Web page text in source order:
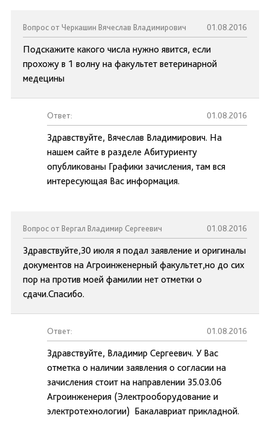
Вопрос от Черкашин Вячеслав Владимирович 01.08.2016
Подскажите какого числа нужно явится, если
прохожу в 1 волну на факультет ветеринарной
медецины
Ответ: 01.08.2016
Здравствуйте, Вячеслав Владимирович. На
нашем сайте в разделе Абитуриенту
опубликованы Графики зачисления, там вся
интересующая Вас информация.
Вопрос от Вергал Владимир Сергеевич 01.08.2016
Здравствуйте,30 июля я подал заявление и оригиналы
документов на Агроинженерный факультет,но до сих
пор на против моей фамилии нет отметки о
сдачи.Спасибо.
Ответ: 01.08.2016
Здравствуйте, Владимир Сергеевич. У Вас
отметка о наличии заявления о согласии на
зачисления стоит на направлении 35.03.06
Агроинженерия (Электрооборудование и
электротехнологии) Бакалавриат прикладной.